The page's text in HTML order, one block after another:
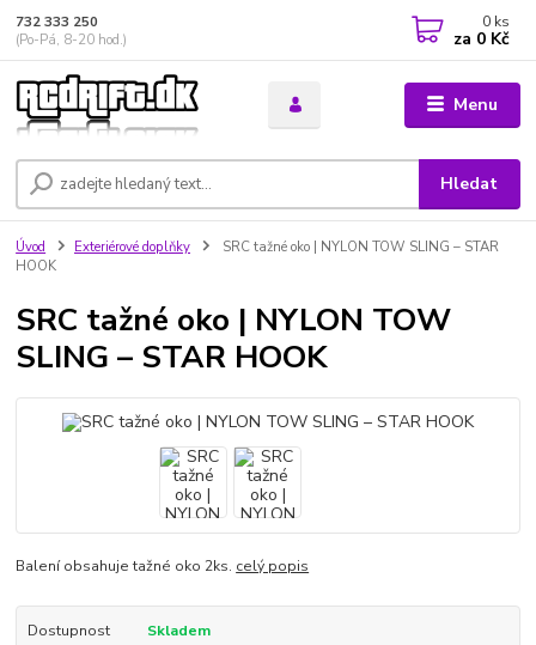
Menu
Hledat
732 333 250
(Po-Pá, 8-20 hod.)
0 ks
za 0 Kč
Úvod Exteriérové doplňky
SRC tažné oko | NYLON TOW SLING – STAR
HOOK
SRC tažné oko | NYLON TOW
SLING – STAR HOOK
Balení obsahuje tažné oko 2ks. celý popis
Dostupnost
Skladem